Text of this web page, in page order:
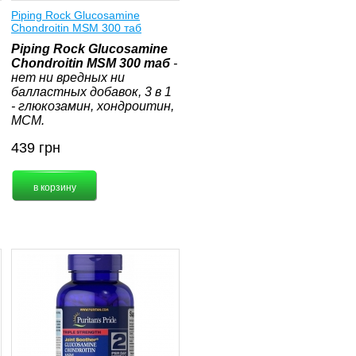
Piping Rock Glucosamine
Chondroitin MSM 300 таб
Piping Rock Glucosamine
Chondroitin MSM 300 таб-
нет ни вредных ни
балластных добавок, 3 в 1
- глюкозамин, хондроитин,
МСМ.
439 грн